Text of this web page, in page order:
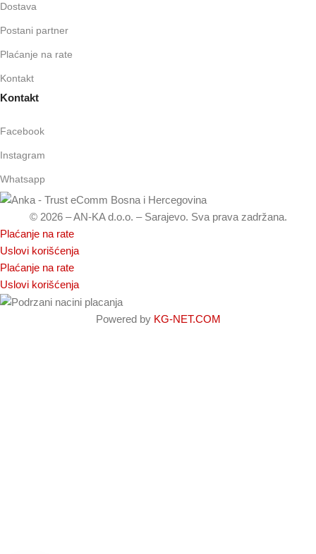
Dostava
Postani partner
Plaćanje na rate
Kontakt
Kontakt
Facebook
Instagram
Whatsapp
© 2026 – AN-KA d.o.o. – Sarajevo. Sva prava zadržana.
Plaćanje na rate
Uslovi korišćenja
Plaćanje na rate
Uslovi korišćenja
Powered by KG-NET.COM